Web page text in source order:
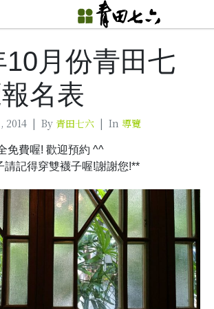
10月份青田七
名表
2014 By 青田七六 In 導覽
免費喔! 歡迎預約 ^^
請記得穿雙襪子喔!謝謝您!**